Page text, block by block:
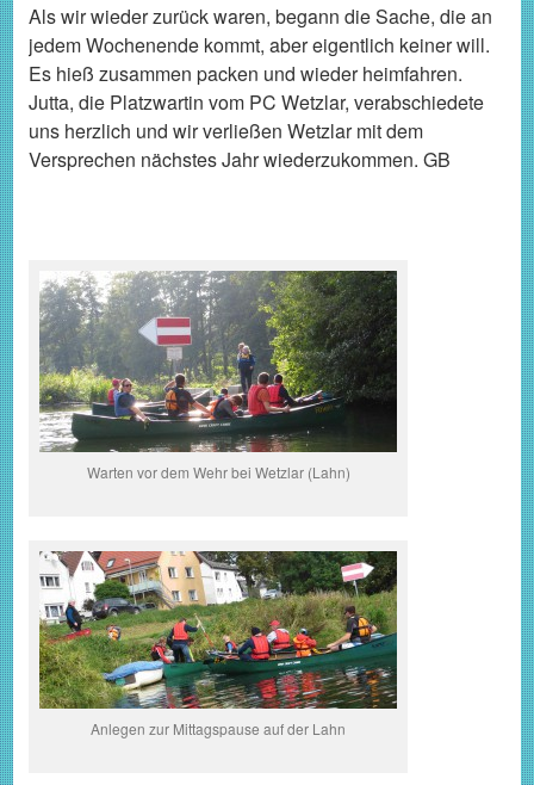
Als wir wieder zurück waren, begann die Sache, die an
jedem Wochenende kommt, aber eigentlich keiner will.
Es hieß zusammen packen und wieder heimfahren.
Jutta, die Platzwartin vom PC Wetzlar, verabschiedete
uns herzlich und wir verließen Wetzlar mit dem
Versprechen nächstes Jahr wiederzukommen. GB
Warten vor dem Wehr bei Wetzlar (Lahn)
Anlegen zur Mittagspause auf der Lahn